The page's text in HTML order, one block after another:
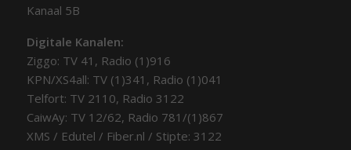
Kanaal 5B
Digitale Kanalen:
Ziggo: TV 41, Radio (1)916
KPN/XS4all: TV (1)341, Radio (1)041
Telfort: TV 2110, Radio 3122
CaiwAy: TV 12/62, Radio 781/(1)867
XMS / Edutel / Fiber.nl / Stipte: 3122